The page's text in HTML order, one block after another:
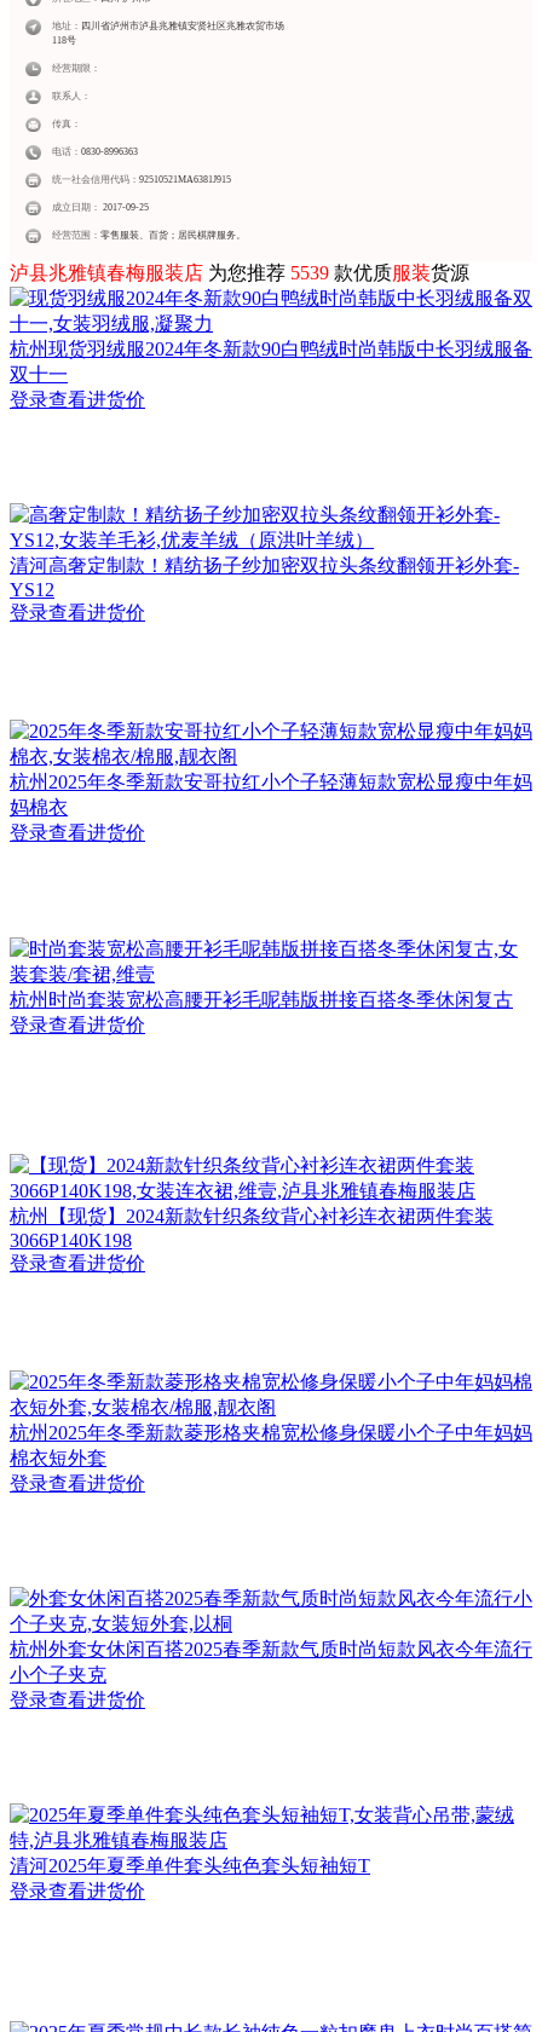
地址： 四川省泸州市泸县兆雅镇安贤社区兆雅农贸市场
118号
经营期限：
联系人：
传真：
电话： 0830-8996363
统一社会信用代码： 92510521MA6381J915
成立日期： 2017-09-25
经营范围： 零售服装、百货；居民棋牌服务。
泸县兆雅镇春梅服装店 为您推荐 5539 款优质服装货源
杭州现货羽绒服2024年冬新款90白鸭绒时尚韩版中长羽绒服备
双十一
登录查看进货价
清河高奢定制款！精纺扬子纱加密双拉头条纹翻领开衫外套-
YS12
登录查看进货价
杭州2025年冬季新款安哥拉红小个子轻薄短款宽松显瘦中年妈
妈棉衣
登录查看进货价
杭州 时尚套装宽松高腰开衫毛呢韩版拼接百搭冬季休闲复古
登录查看进货价
杭州
【现货】2024新款针织条纹背心衬衫连衣裙两件套装
3066P140K198
登录查看进货价
杭州 2025年冬季新款菱形格夹棉宽松修身保暖小个子中年妈妈
棉衣短外套
登录查看进货价
杭州外套女休闲百搭2025春季新款气质时尚短款风衣今年流行
小个子夹克
登录查看进货价
清河2025年夏季单件套头纯色套头短袖短T
登录查看进货价